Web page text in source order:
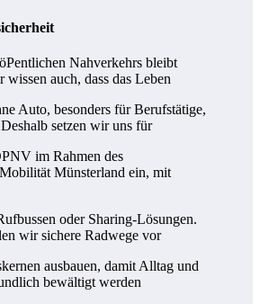
Nahverkehrs bleibt
auch, dass das Leben
Auto, besonders für Berufstätige,
setzen wir uns für
im Rahmen des
Münsterland ein, mit
oder Sharing-Lösungen.
wir sichere Radwege vor
ausbauen, damit Alltag und
bewältigt werden